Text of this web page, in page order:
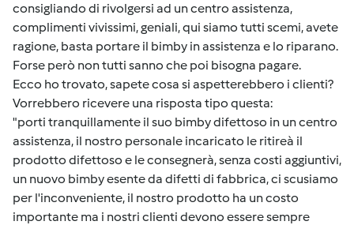
consigliando di rivolgersi ad un centro assistenza,
complimenti vivissimi, geniali, qui siamo tutti scemi, avete
ragione, basta portare il bimby in assistenza e lo riparano.
Forse però non tutti sanno che poi bisogna pagare.
Ecco ho trovato, sapete cosa si aspetterebbero i clienti?
Vorrebbero ricevere una risposta tipo questa:
"porti tranquillamente il suo bimby difettoso in un centro
assistenza, il nostro personale incaricato le ritireà il
prodotto difettoso e le consegnerà, senza costi aggiuntivi,
un nuovo bimby esente da difetti di fabbrica, ci scusiamo
per l'inconveniente, il nostro prodotto ha un costo
importante ma i nostri clienti devono essere sempre